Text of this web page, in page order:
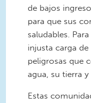
de bajos
para que sus
saludables.
injusta carga
peligrosas que
agua, su tierra y
Estas